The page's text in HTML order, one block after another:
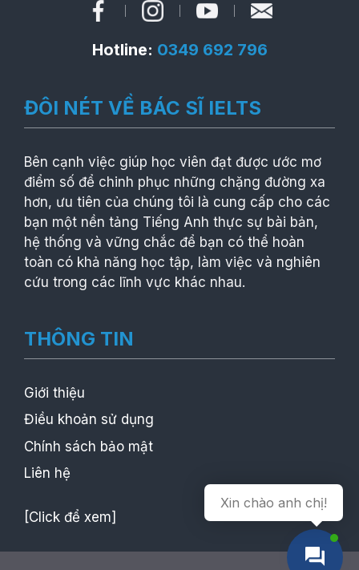
Hotline: 0349 692 796
ĐÔI NÉT VỀ BÁC SĨ IELTS
Bên cạnh việc giúp học viên đạt được ước mơ
điểm số để chinh phục những chặng đường xa
hơn, ưu tiên của chúng tôi là cung cấp cho các
bạn một nền tảng Tiếng Anh thực sự bài bản,
hệ thống và vững chắc để bạn có thể hoàn
toàn có khả năng học tập, làm việc và nghiên
cứu trong các lĩnh vực khác nhau.
THÔNG TIN
Giới thiệu
Điều khoản sử dụng
Chính sách bảo mật
Liên hệ
[Click để xem]
Xin chào anh chị!